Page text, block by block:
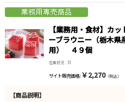
【業務用・食材】カ
ーブラウニー（栃木県
用） ４９個
在庫状況 : 35
サイト販売価格 : ￥2,270（税込）
【商品説明】